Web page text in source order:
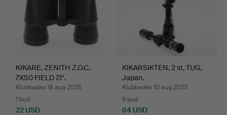
KIKARE, ZENITH Z.O.C.
7X50 FIELD 7.1*.
Klubbades 18 aug 2025
1 bud
22 USD
KIKARSIKTEN, 2 st, TUG,
Japan.
Klubbades 10 aug 2025
6 bud
64 USD